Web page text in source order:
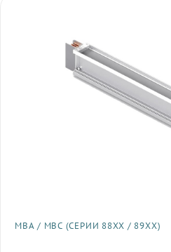
МВА / МВС (СЕРИИ 88XX / 89XX)